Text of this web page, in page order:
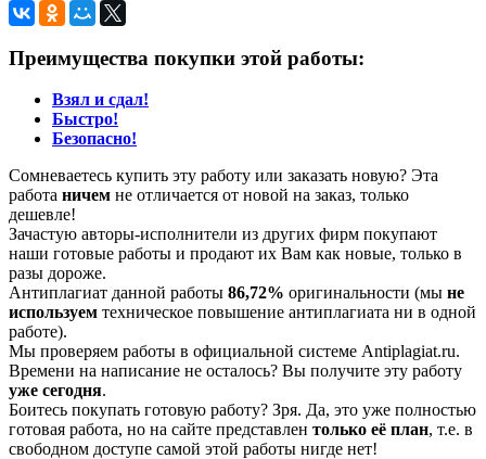
Преимущества покупки этой работы:
Взял и сдал!
Быстро!
Безопасно!
Сомневаетесь купить эту работу или заказать новую? Эта
работа ничем не отличается от новой на заказ, только
дешевле!
Зачастую авторы-исполнители из других фирм покупают
наши готовые работы и продают их Вам как новые, только в
разы дороже.
Антиплагиат данной работы 86,72% оригинальности (мы не
используем техническое повышение антиплагиата ни в одной
работе).
Мы проверяем работы в официальной системе Аntiplagiat.ru.
Времени на написание не осталось? Вы получите эту работу
уже сегодня.
Боитесь покупать готовую работу? Зря. Да, это уже полностью
готовая работа, но на сайте представлен только её план, т.е. в
свободном доступе самой этой работы нигде нет!